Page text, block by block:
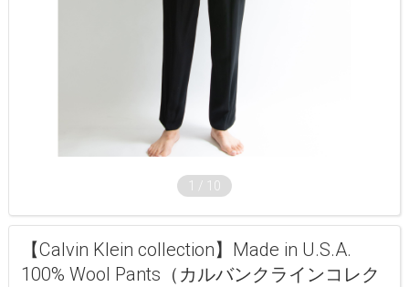
1 / 10
【Calvin Klein collection】Made in U.S.A.
100% Wool Pants（カルバンクラインコレク